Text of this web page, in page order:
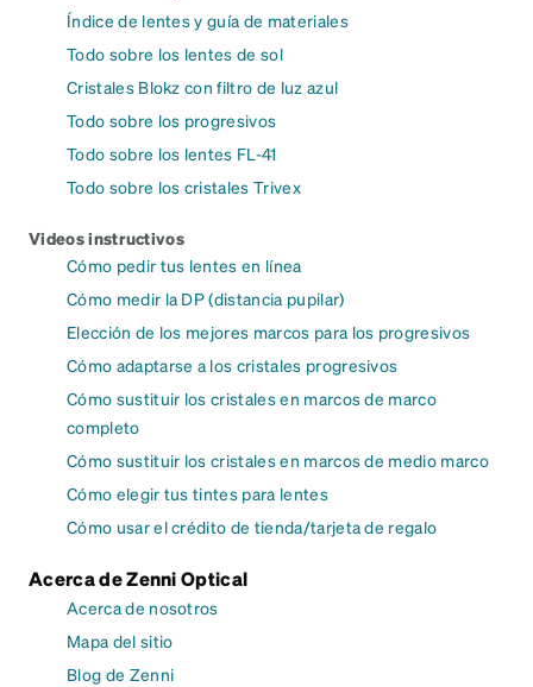
Índice de lentes y guía de materiales
Todo sobre los lentes de sol
Cristales Blokz con filtro de luz azul
Todo sobre los progresivos
Todo sobre los lentes FL-41
Todo sobre los cristales Trivex
Videos instructivos
Cómo pedir tus lentes en línea
Cómo medir la DP (distancia pupilar)
Elección de los mejores marcos para los progresivos
Cómo adaptarse a los cristales progresivos
Cómo sustituir los cristales en marcos de marco
completo
Cómo sustituir los cristales en marcos de medio marco
Cómo elegir tus tintes para lentes
Cómo usar el crédito de tienda/tarjeta de regalo
Acerca de Zenni Optical
Acerca de nosotros
Mapa del sitio
Blog de Zenni